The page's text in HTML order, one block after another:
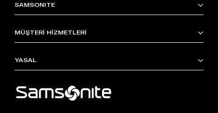
SAMSONITE
MÜŞTERİ HİZMETLERİ
YASAL